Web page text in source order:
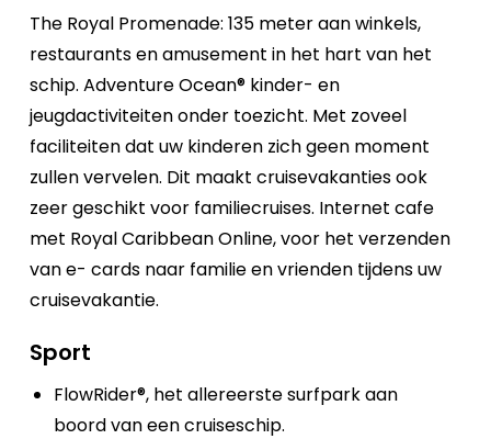
The Royal Promenade: 135 meter aan winkels,
restaurants en amusement in het hart van het
schip. Adventure Ocean® kinder- en
jeugdactiviteiten onder toezicht. Met zoveel
faciliteiten dat uw kinderen zich geen moment
zullen vervelen. Dit maakt cruisevakanties ook
zeer geschikt voor familiecruises. Internet cafe
met Royal Caribbean Online, voor het verzenden
van e- cards naar familie en vrienden tijdens uw
cruisevakantie.
Sport
FlowRider®, het allereerste surfpark aan
boord van een cruiseschip.